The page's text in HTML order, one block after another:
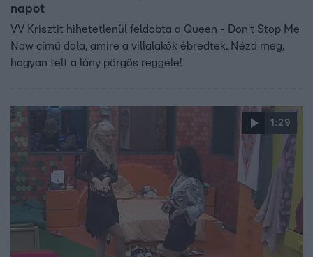
napot
VV Krisztit hihetetlenül feldobta a Queen - Don't Stop Me
Now című dala, amire a villalakók ébredtek. Nézd meg,
hogyan telt a lány pörgős reggele!
1:29